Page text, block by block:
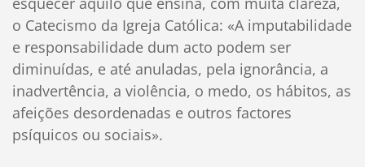
o Catecismo da Igreja Católica: «A imputabilidade
e responsabilidade dum acto podem ser
diminuídas, e até anuladas, pela ignorância, a
inadvertência, a violência, o medo, os hábitos, as
afeições desordenadas e outros factores
psíquicos ou sociais».